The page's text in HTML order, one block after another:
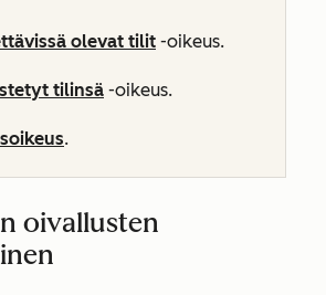
olevat tilit -oikeus.
tilinsä -oikeus.
.
oivallusten